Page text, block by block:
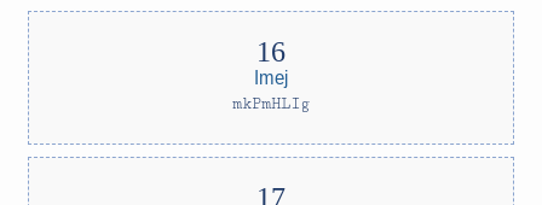
Imej
mkPmHLIg